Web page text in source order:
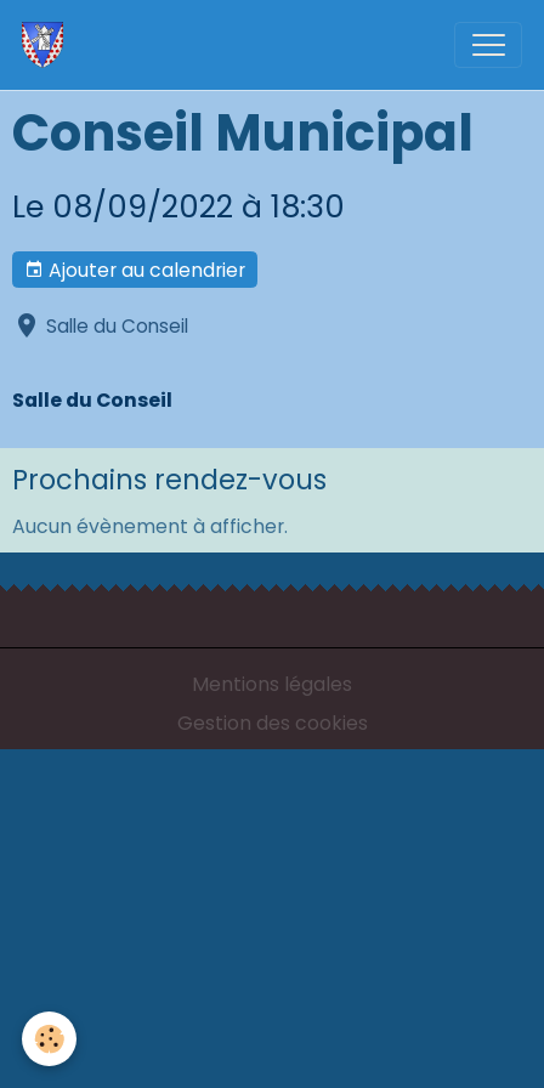
Conseil Municipal
Le 08/09/2022 à 18:30
Ajouter au calendrier
Salle du Conseil
Salle du Conseil
Prochains rendez-vous
Aucun évènement à afficher.
Mentions légales
Gestion des cookies